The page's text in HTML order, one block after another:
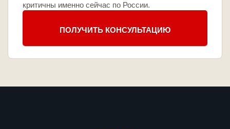
критичны именно сейчас по России.
ПОЛУЧИТЬ КОНСУЛЬТАЦИЮ